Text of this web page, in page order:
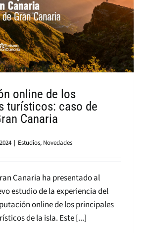
online de los
turísticos: caso de
Canaria
| Estudios, Novedades
Canaria ha presentado al
estudio de la experiencia del
online de los principales
de la isla. Este [...]